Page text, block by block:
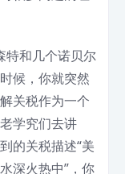
特和几个诺贝尔
候，你就突然
关税作为一个
学究们去讲
的关税描述“美
深火热中”，你